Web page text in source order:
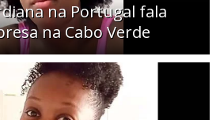
na Portugal fala
na Cabo Verde